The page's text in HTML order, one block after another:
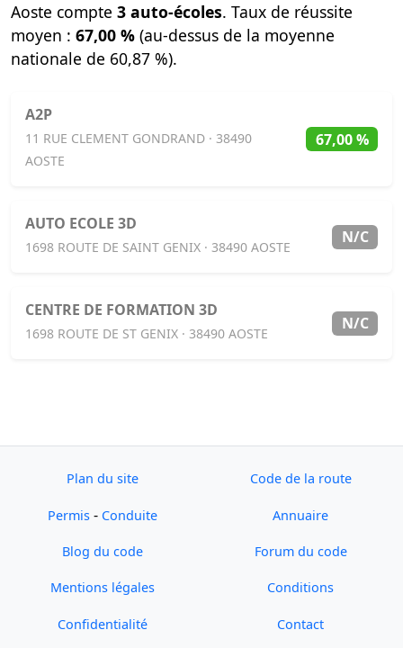
Aoste compte 3 auto-écoles. Taux de réussite
moyen : 67,00 % (au-dessus de la moyenne
nationale de 60,87 %).
A2P
11 RUE CLEMENT GONDRAND · 38490
AOSTE
67,00 %
AUTO ECOLE 3D
1698 ROUTE DE SAINT GENIX · 38490 AOSTE
N/C
CENTRE DE FORMATION 3D
1698 ROUTE DE ST GENIX · 38490 AOSTE
N/C
Plan du site Code de la route
Permis - Conduite Annuaire
Blog du code Forum du code
Mentions légales Conditions
Confidentialité Contact